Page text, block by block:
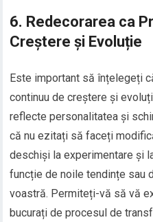
6. Redecorarea ca
Creștere și Evoluție
Este important să înțelegeți
continuu de creștere și
reflecte personalitatea și
că nu ezitați să faceți
deschiși la experimentare și
funcție de noile tendințe sau
voastră. Permiteți-vă să vă
bucurați de procesul de